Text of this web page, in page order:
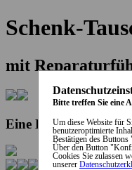
Schenk-
mit
Eine Kooperation der
Bitte treffen Sie eine
Um diese Website für
benutzeroptimierte
Bestätigen des
Über den Button
Cookies Sie zulassen
unserer